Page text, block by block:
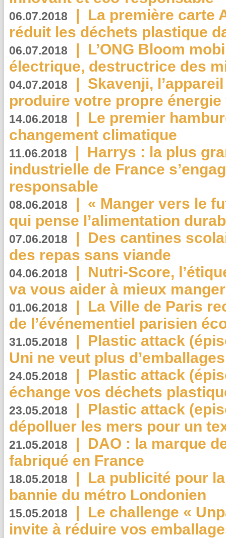
06.07.2018 | La première carte
réduit les déchets plastique
06.07.2018 | L’ONG Bloom
électrique, destructrice des
04.07.2018 | Skavenji,
produire votre propre
14.06.2018 | Le premier
changement climatique
11.06.2018 | Harrys : la plus
industrielle de France
responsable
08.06.2018 | « Manger vers le
qui pense l’alimentation
07.06.2018 | Des cantines
des repas sans viande
04.06.2018 | Nutri-Score,
va vous aider à mieux
01.06.2018 | La Ville de Paris
de l’événementiel parisien
31.05.2018 | Plastic attack
Uni ne veut plus
24.05.2018 | Plastic attack
échange vos déchets
23.05.2018 | Plastic attack
dépolluer les mers pour un
21.05.2018 | DAO : la marque
fabriqué en France
18.05.2018 | La publicité pour
bannie du métro Londonien
15.05.2018 | Le challenge «
invite à réduire vos